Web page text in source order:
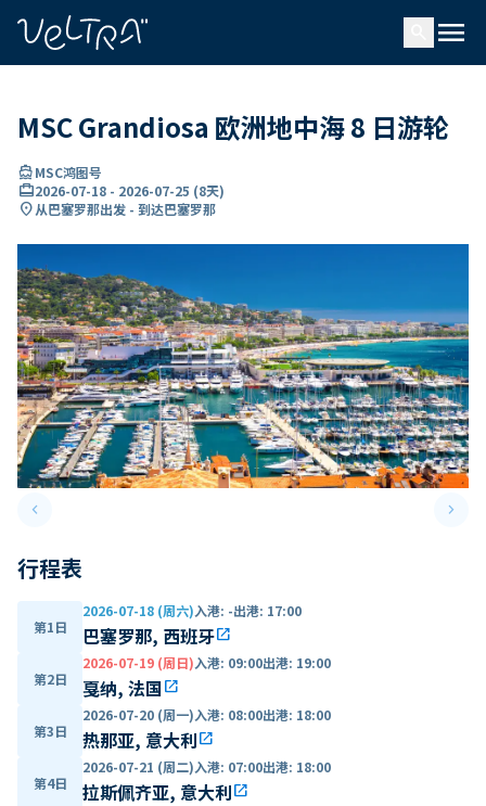
menu
MSC Grandiosa 欧洲地中海 8 日游轮
directions_boatMSC鸿图号
card_travel2026-07-18 - 2026-07-25 (8天)
location_on从巴塞罗那出发 - 到达巴塞罗那
keyboard_arrow_leftPrevious slide keyboard_arrow_right
行程表
第1日
2026-07-18 (周六)入港: -出港: 17:00
巴塞罗那, 西班牙open_in_new
第2日
2026-07-19 (周日)入港: 09:00出港: 19:00
戛纳, 法国open_in_new
第3日
2026-07-20 (周一)入港: 08:00出港: 18:00
热那亚, 意大利open_in_new
第4日
2026-07-21 (周二)入港: 07:00出港: 18:00
拉斯佩齐亚, 意大利open_in_new